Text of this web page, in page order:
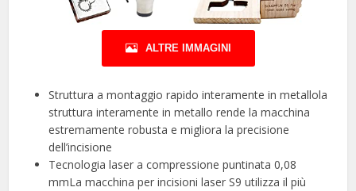
ALTRE IMMAGINI
Struttura a montaggio rapido interamente in metallola
struttura interamente in metallo rende la macchina
estremamente robusta e migliora la precisione
dell’incisione
Tecnologia laser a compressione puntinata 0,08
mmLa macchina per incisioni laser S9 utilizza il più